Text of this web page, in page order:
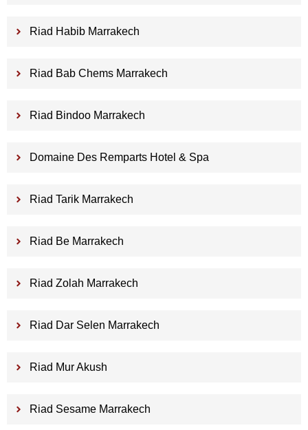
Riad Habib Marrakech
Riad Bab Chems Marrakech
Riad Bindoo Marrakech
Domaine Des Remparts Hotel & Spa
Riad Tarik Marrakech
Riad Be Marrakech
Riad Zolah Marrakech
Riad Dar Selen Marrakech
Riad Mur Akush
Riad Sesame Marrakech